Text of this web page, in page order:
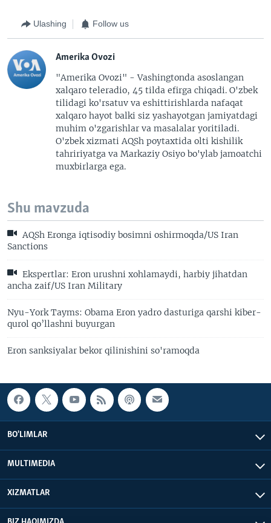
Ulashing Follow us
Amerika Ovozi
"Amerika Ovozi" - Vashingtonda asoslangan
xalqaro teleradio, 45 tilda efirga chiqadi. O'zbek
tilidagi ko'rsatuv va eshittirishlarda nafaqat
xalqaro hayot balki siz yashayotgan jamiyatdagi
muhim o'zgarishlar va masalalar yoritiladi.
O'zbek xizmati AQSh poytaxtida olti kishilik
tahririyatga va Markaziy Osiyo bo'ylab jamoatchi
muxbirlarga ega.
Shu mavzuda
AQSh Eronga iqtisodiy bosimni oshirmoqda/US Iran
Sanctions
Ekspertlar: Eron urushni xohlamaydi, harbiy jihatdan
ancha zaif/US Iran Military
Nyu-York Tayms: Obama Eron yadro dasturiga qarshi kiber-
qurol qo’llashni buyurgan
Eron sanksiyalar bekor qilinishini so'ramoqda
BO'LIMLAR
MULTIMEDIA
XIZMATLAR